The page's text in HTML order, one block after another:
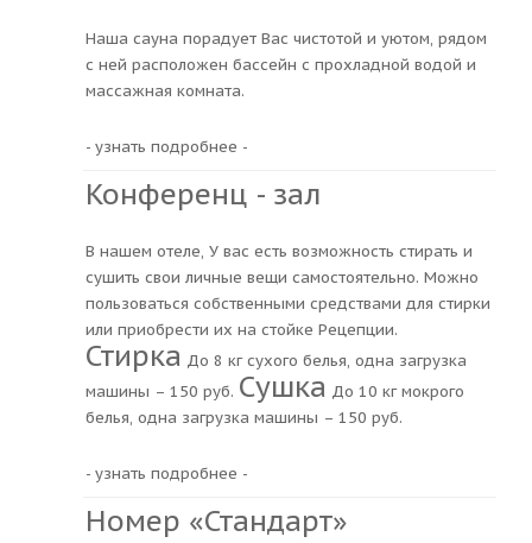
Наша сауна порадует Вас чистотой и уютом, рядом
с ней расположен бассейн с прохладной водой и
массажная комната.
- узнать подробнее -
Конференц - зал
В нашем отеле, У вас есть возможность стирать и
сушить свои личные вещи самостоятельно. Можно
пользоваться собственными средствами для стирки
или приобрести их на стойке Рецепции.
Стирка До 8 кг сухого белья, одна загрузка
машины – 150 руб. Сушка До 10 кг мокрого
белья, одна загрузка машины – 150 руб.
- узнать подробнее -
Номер «Стандарт»